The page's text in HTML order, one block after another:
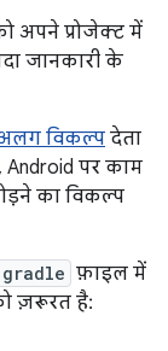
अपने प्रोजेक्ट में
जानकारी के
विकल्पदेता
पर काम
का विकल्प
फ़ाइल में
ज़रूरत है: